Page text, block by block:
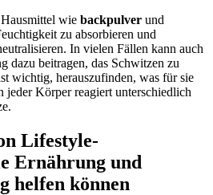
wie backpulver ‌und
⁢zu absorbieren⁢ und
In vielen Fällen kann‍ auch
dazu beitragen, das Schwitzen zu
wichtig, herauszufinden, was für sie
jeder Körper reagiert unterschiedlich
Lifestyle-
Ernährung und
helfen können